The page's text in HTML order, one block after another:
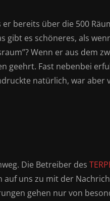
bereits über die 500
gibt es schöneres, als
Wenn er aus dem
geehrt. Fast nebenbei
natürlich, war aber
Die Betreiber des
auf uns zu mit der
gehen nur von